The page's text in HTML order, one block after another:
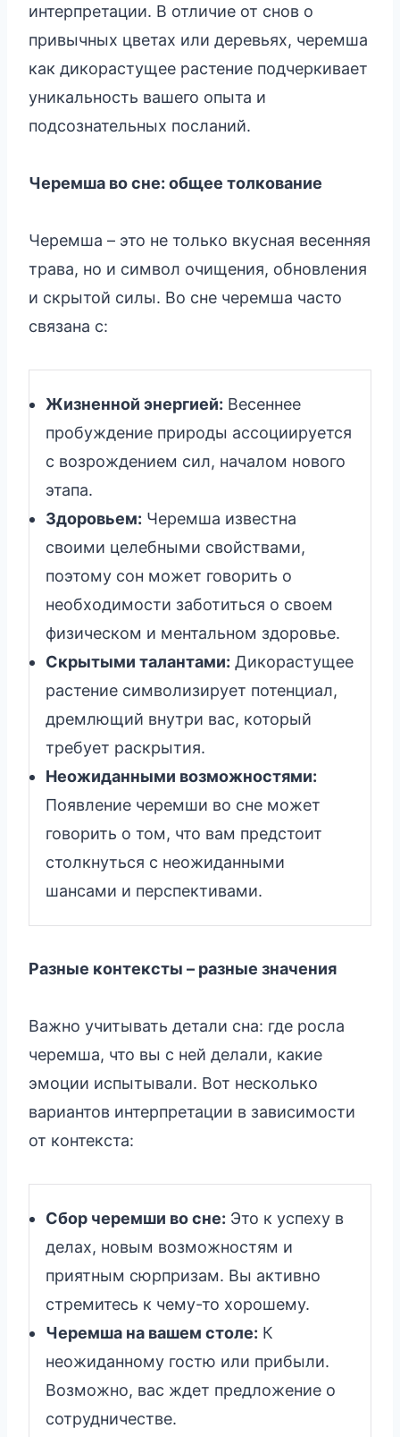
интерпретации. В отличие от снов о
привычных цветах или деревьях, черемша
как дикорастущее растение подчеркивает
уникальность вашего опыта и
подсознательных посланий.
Черемша во сне: общее толкование
Черемша – это не только вкусная весенняя
трава, но и символ очищения, обновления
и скрытой силы. Во сне черемша часто
связана с:
Жизненной энергией: Весеннее
пробуждение природы ассоциируется
с возрождением сил, началом нового
этапа.
Здоровьем: Черемша известна
своими целебными свойствами,
поэтому сон может говорить о
необходимости заботиться о своем
физическом и ментальном здоровье.
Скрытыми талантами: Дикорастущее
растение символизирует потенциал,
дремлющий внутри вас, который
требует раскрытия.
Неожиданными возможностями:
Появление черемши во сне может
говорить о том, что вам предстоит
столкнуться с неожиданными
шансами и перспективами.
Разные контексты – разные значения
Важно учитывать детали сна: где росла
черемша, что вы с ней делали, какие
эмоции испытывали. Вот несколько
вариантов интерпретации в зависимости
от контекста:
Сбор черемши во сне: Это к успеху в
делах, новым возможностям и
приятным сюрпризам. Вы активно
стремитесь к чему-то хорошему.
Черемша на вашем столе: К
неожиданному гостю или прибыли.
Возможно, вас ждет предложение о
сотрудничестве.